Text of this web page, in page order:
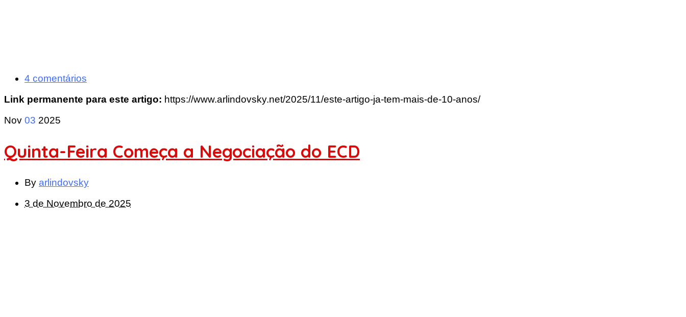
4 comentários
Link permanente para este artigo: https://www.arlindovsky.net/2025/11/este-artigo-ja-tem-mais-de-10-anos/
Nov 03 2025
Quinta-Feira Começa a Negociação do ECD
By arlindovsky
3 de Novembro de 2025